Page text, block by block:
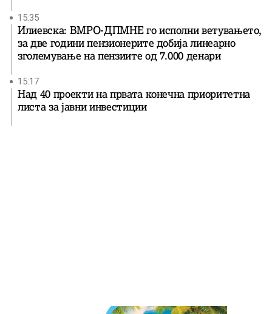
15:35
Илиевска: ВМРО-ДПМНЕ го исполни ветувањето,
за две години пензионерите добија линеарно
зголемување на пензиите од 7.000 денари
15:17
Над 40 проекти на првата конечна приоритетна
листа за јавни инвестиции